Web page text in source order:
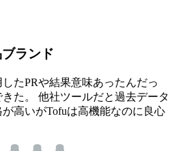
ランド
たPRや結果意味あったんだっ
た。 他社ツールだと過去データ
高いがTofuは高機能なのに良心